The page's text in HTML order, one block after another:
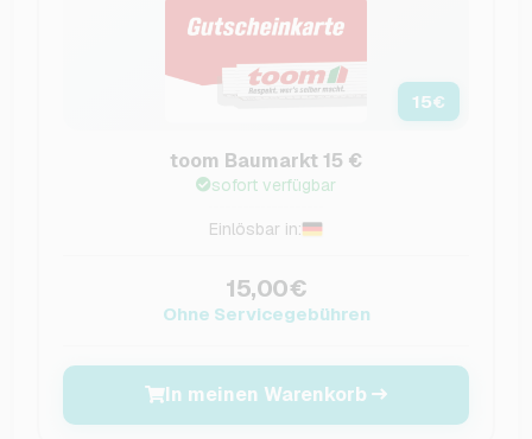
15€
toom Baumarkt 15 €
sofort verfügbar
Einlösbar in:
15,00€
Ohne Servicegebühren
In meinen Warenkorb